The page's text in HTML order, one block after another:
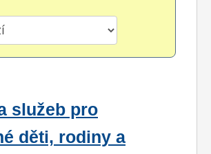
služeb pro
děti, rodiny a